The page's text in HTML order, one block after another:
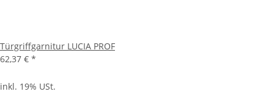
Türgriffgarnitur LUCIA PROF
62,37 € *
inkl. 19% USt.